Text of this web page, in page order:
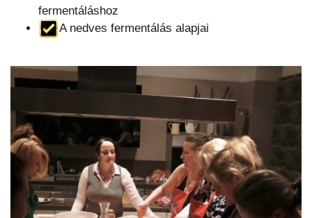
fermentáláshoz
A nedves fermentálás alapjai